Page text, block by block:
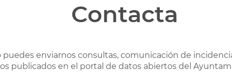
Contacta
enviarnos consultas, comunicación de
publicados en el portal de datos abiertos del